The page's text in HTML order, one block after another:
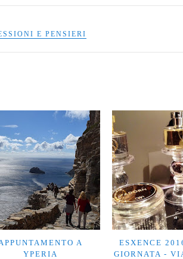
E PENSIERI
A
YPERIA
ESXENCE
GIORNATA -